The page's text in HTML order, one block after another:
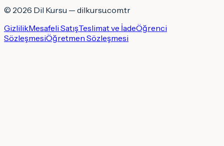
© 2026 Dil Kursu — dilkursu.com.tr
GizlilikMesafeli SatışTeslimat ve İadeÖğrenci
SözleşmesiÖğretmen Sözleşmesi